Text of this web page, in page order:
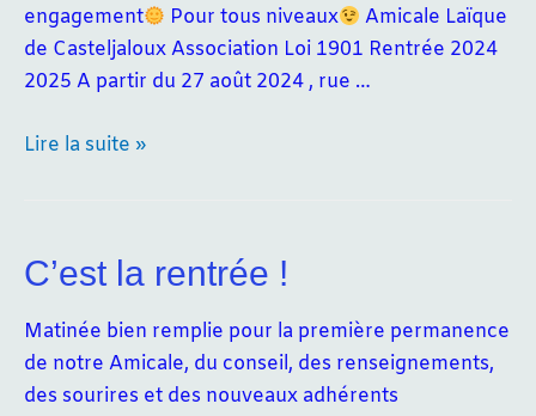
engagement
Pour tous niveaux
Amicale Laïque
de Casteljaloux Association Loi 1901 Rentrée 2024
2025 A partir du 27 août 2024 , rue …
L’ATELIER
LE
18
SEPTEMBRE
Lire la suite »
C’est la rentrée !
Matinée bien remplie pour la première permanence
de notre Amicale, du conseil, des renseignements,
des sourires et des nouveaux adhérents